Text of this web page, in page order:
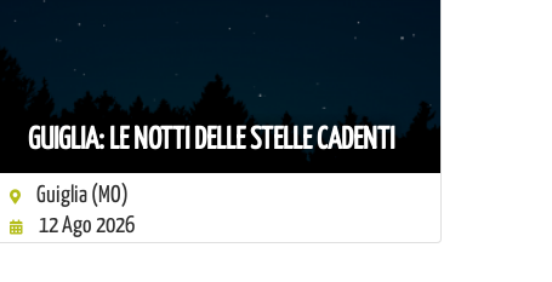
GUIGLIA: LE NOTTI DELLE STELLE CADENTI
Guiglia (MO)
12 Ago 2026